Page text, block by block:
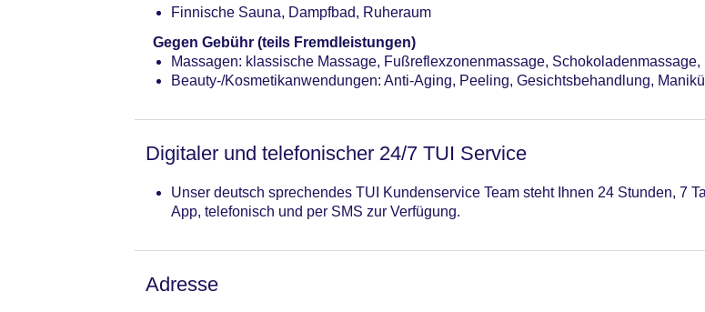
Finnische Sauna, Dampfbad, Ruheraum
Gegen Gebühr (teils Fremdleistungen)
Massagen: klassische Massage, Fußreflexzonenmassage,
Beauty-/Kosmetikanwendungen: Anti-Aging, Peeling, Gesichtsbehandlung,
Digitaler und telefonischer 24/7 TUI Service
Unser deutsch sprechendes TUI Kundenservice Team steht Ihnen 24 Stunden, 7
App, telefonisch und per SMS zur Verfügung.
Adresse